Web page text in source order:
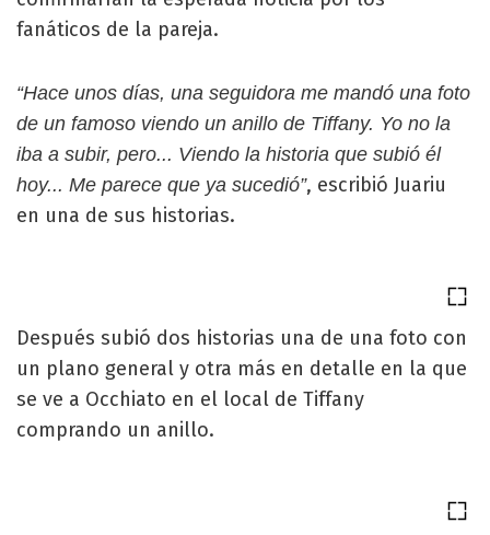
fanáticos de la pareja.
“Hace unos días, una seguidora me mandó una foto
de un famoso viendo un anillo de Tiffany. Yo no la
iba a subir, pero... Viendo la historia que subió él
hoy... Me parece que ya sucedió”, escribió Juariu
en una de sus historias.
Después subió dos historias una de una foto con
un plano general y otra más en detalle en la que
se ve a Occhiato en el local de Tiffany
comprando un anillo.